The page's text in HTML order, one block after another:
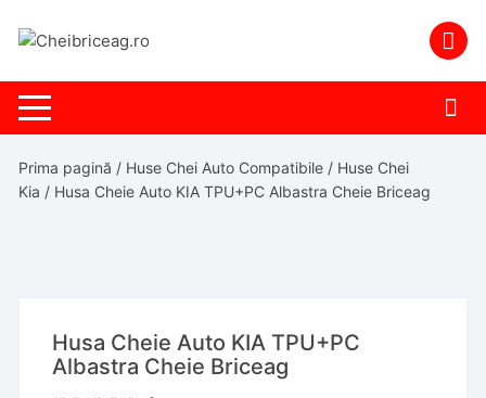
Prima pagină / Huse Chei Auto Compatibile / Huse Chei
Kia / Husa Cheie Auto KIA TPU+PC Albastra Cheie Briceag
Husa Cheie Auto KIA TPU+PC
Albastra Cheie Briceag